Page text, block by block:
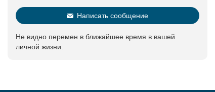
Написать сообщение
Не видно перемен в ближайшее время в вашей
личной жизни.